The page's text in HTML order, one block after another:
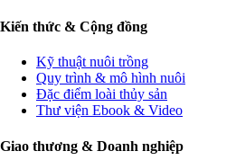
Kiến thức & Cộng đồng
Kỹ thuật nuôi trồng
Quy trình & mô hình nuôi
Đặc điểm loài thủy sản
Thư viện Ebook & Video
Giao thương & Doanh nghiệp